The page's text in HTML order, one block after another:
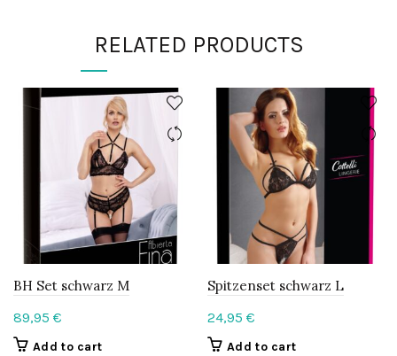
RELATED PRODUCTS
BH Set schwarz M
89,95 €
Add to cart
Spitzenset schwarz L
24,95 €
Add to cart